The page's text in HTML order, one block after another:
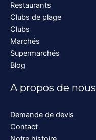
Restaurants
Clubs de plage
Clubs
Marchés
Supermarchés
Blog
A propos de nous
Demande de devis
Contact